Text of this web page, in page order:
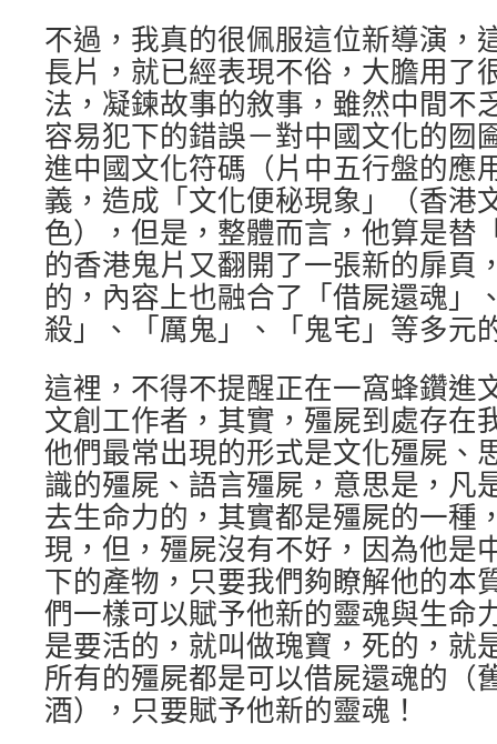
不過，我真的很佩服這位新導演，
長片，就已經表現不俗，大膽用了
法，凝鍊故事的敘事，雖然中間不
容易犯下的錯誤－對中國文化的囫
進中國文化符碼（片中五行盤的應
義，造成「文化便秘現象」（香港
色），但是，整體而言，他算是替
的香港鬼片又翻開了一張新的扉頁
的，內容上也融合了「借屍還魂」
殺」、「厲鬼」、「鬼宅」等多元
這裡，不得不提醒正在一窩蜂鑽進
文創工作者，其實，殭屍到處存在
他們最常出現的形式是文化殭屍、
識的殭屍、語言殭屍，意思是，凡
去生命力的，其實都是殭屍的一種
現，但，殭屍沒有不好，因為他是
下的產物，只要我們夠瞭解他的本
們一樣可以賦予他新的靈魂與生命
是要活的，就叫做瑰寶，死的，就
所有的殭屍都是可以借屍還魂的（
酒），只要賦予他新的靈魂！